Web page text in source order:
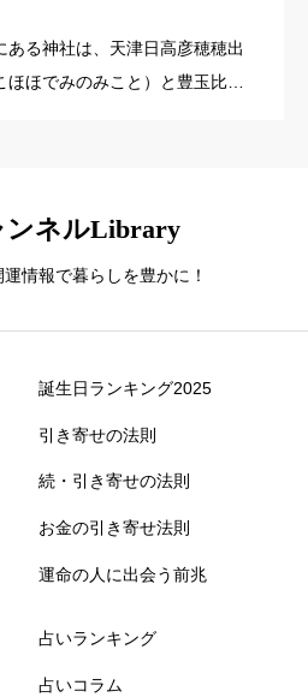
ある神社は、天津日高彦穂穂出
ほでみのみこと）と豊玉比売
ンネルLibrary
情報で暮らしを豊かに！
誕生日ランキング2025
引き寄せの法則
続・引き寄せの法則
お金の引き寄せ法則
運命の人に出会う前兆
占いランキング
占いコラム